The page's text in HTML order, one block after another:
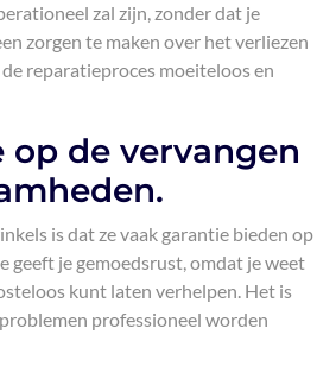
zal zijn, zonder dat je
zorgen te maken over het verliezen
reparatieproces moeiteloos en
de vervangen
is dat ze vaak garantie bieden op
geeft je gemoedsrust, omdat je weet
kunt laten verhelpen. Het is
professioneel worden